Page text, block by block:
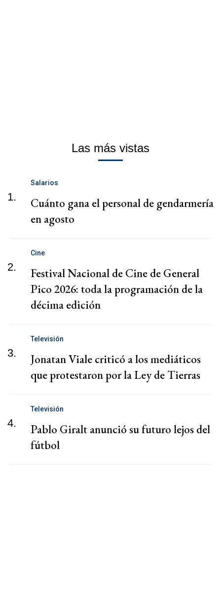
Las más vistas
1.
Salarios
Cuánto gana el personal de gendarmería
en agosto
2.
Cine
Festival Nacional de Cine de General
Pico 2026: toda la programación de la
décima edición
3.
Televisión
Jonatan Viale criticó a los mediáticos
que protestaron por la Ley de Tierras
4.
Televisión
Pablo Giralt anunció su futuro lejos del
fútbol